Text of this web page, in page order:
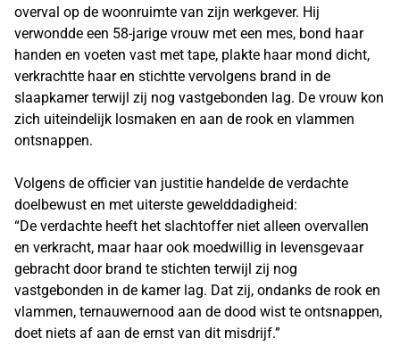
overval op de woonruimte van zijn werkgever. Hij
verwondde een 58-jarige vrouw met een mes, bond haar
handen en voeten vast met tape, plakte haar mond dicht,
verkrachtte haar en stichtte vervolgens brand in de
slaapkamer terwijl zij nog vastgebonden lag. De vrouw kon
zich uiteindelijk losmaken en aan de rook en vlammen
ontsnappen.
Volgens de officier van justitie handelde de verdachte
doelbewust en met uiterste gewelddadigheid:
“De verdachte heeft het slachtoffer niet alleen overvallen
en verkracht, maar haar ook moedwillig in levensgevaar
gebracht door brand te stichten terwijl zij nog
vastgebonden in de kamer lag. Dat zij, ondanks de rook en
vlammen, ternauwernood aan de dood wist te ontsnappen,
doet niets af aan de ernst van dit misdrijf.”